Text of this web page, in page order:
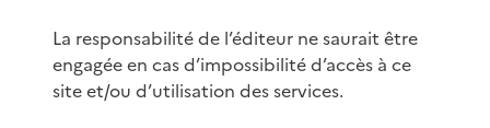
La responsabilité de l’éditeur ne saurait être
engagée en cas d’impossibilité d’accès à ce
site et/ou d’utilisation des services.